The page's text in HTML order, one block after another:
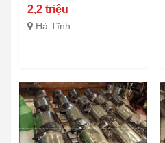
2,2 triệu
Hà Tĩnh